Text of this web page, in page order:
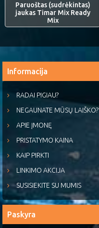
Paruoštas (sudrėkintas)
jaukas Timar Mix Ready
Mix
Informacija
RADAI PIGIAU?
NEGAUNATE MŪSŲ LAIŠKO?
APIE ĮMONĘ
PRISTATYMO KAINA
KAIP PIRKTI
LINKIMO AKCIJA
SUSISIEKITE SU MUMIS
Paskyra